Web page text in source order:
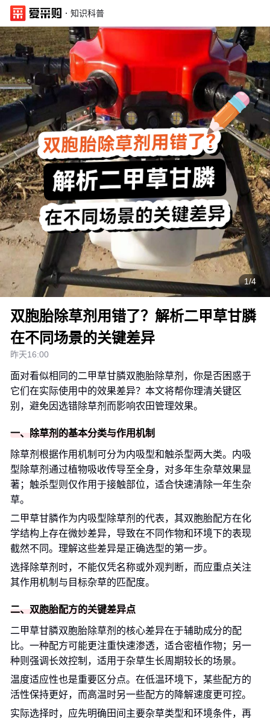
· 知识科普
1/4
双胞胎除草剂用错了？解析二甲草甘膦
在不同场景的关键差异
昨天16:00
面对看似相同的二甲草甘膦双胞胎除草剂，你是否困惑于
它们在实际使用中的效果差异？本文将帮你理清关键区
别，避免因选错除草剂而影响农田管理效果。
一、除草剂的基本分类与作用机制
除草剂根据作用机制可分为内吸型和触杀型两大类。内吸
型除草剂通过植物吸收传导至全身，对多年生杂草效果显
著；触杀型则仅作用于接触部位，适合快速清除一年生杂
草。
二甲草甘膦作为内吸型除草剂的代表，其双胞胎配方在化
学结构上存在微妙差异，导致在不同作物和环境下的表现
截然不同。理解这些差异是正确选型的第一步。
选择除草剂时，不能仅凭名称或外观判断，而应重点关注
其作用机制与目标杂草的匹配度。
二、双胞胎配方的关键差异点
二甲草甘膦双胞胎除草剂的核心差异在于辅助成分的配
比。一种配方可能更注重快速渗透，适合密植作物；另一
种则强调长效控制，适用于杂草生长周期较长的场景。
温度适应性也是重要区分点。在低温环境下，某些配方的
活性保持更好，而高温时另一些配方的降解速度更可控。
实际选择时，应先明确田间主要杂草类型和环境条件，再